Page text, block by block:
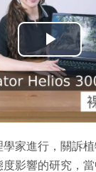
播
放
影
片
家進行，關訴
影響的研究，